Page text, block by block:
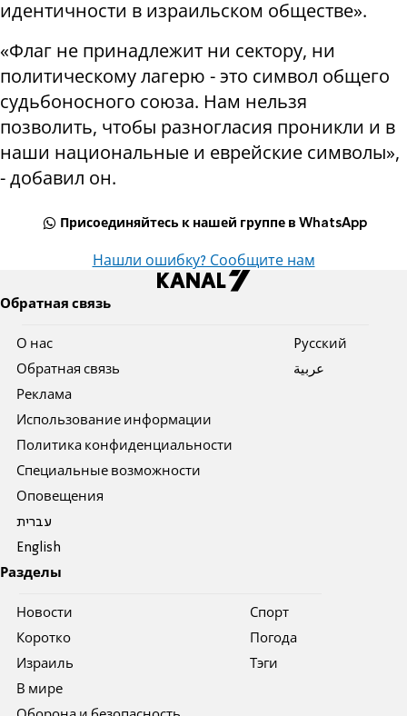
идентичности в израильском обществе».
«Флаг не принадлежит ни сектору, ни
политическому лагерю - это символ общего
судьбоносного союза. Нам нельзя
позволить, чтобы разногласия проникли и в
наши национальные и еврейские символы»,
- добавил он.
Присоединяйтесь к нашей группе в WhatsApp
Нашли ошибку? Сообщите нам
Обратная связь
О нас
Обратная связь
Реклама
Использование информации
Политика конфиденциальности
Специальные возможности
Оповещения
עברית
English
Pусский
عربية
Разделы
Новости
Коротко
Израиль
В мире
Спорт
Погода
Тэги